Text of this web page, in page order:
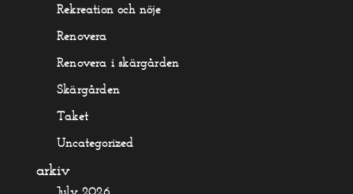
Rekreation och nöje
Renovera
Renovera i skärgården
Skärgården
Taket
Uncategorized
arkiv